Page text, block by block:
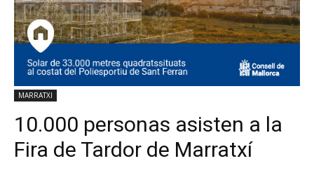
MARRATXI
10.000 personas asisten a la
Fira de Tardor de Marratxí